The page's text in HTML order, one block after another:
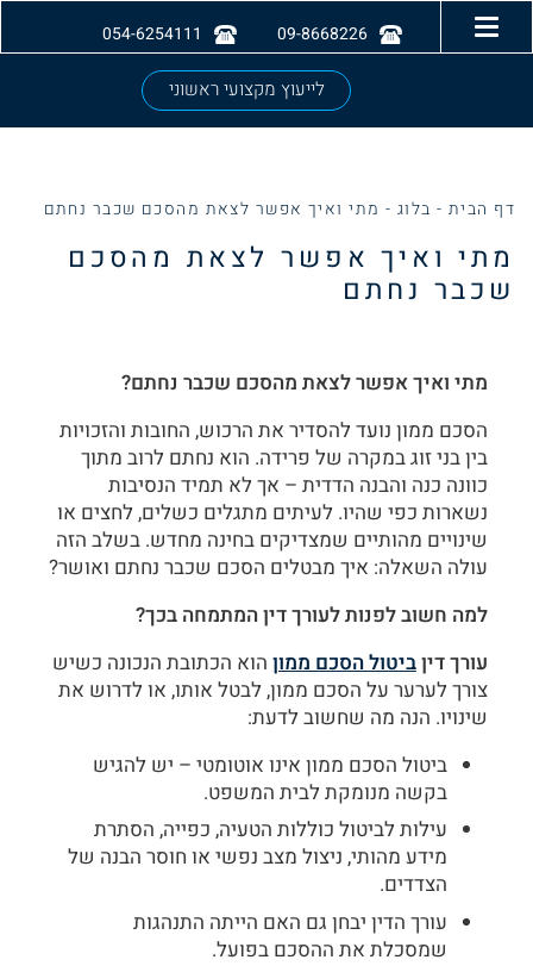
09-8668226
054-6254111
לייעוץ מקצועי ראשוני
דף הבית - בלוג - מתי ואיך אפשר לצאת מהסכם שכבר נחתם
מתי ואיך אפשר לצאת מהסכם
שכבר נחתם
מתי ואיך אפשר לצאת מהסכם שכבר נחתם?
הסכם ממון נועד להסדיר את הרכוש, החובות והזכויות
בין בני זוג במקרה של פרידה. הוא נחתם לרוב מתוך
כוונה כנה והבנה הדדית – אך לא תמיד הנסיבות
נשארות כפי שהיו. לעיתים מתגלים כשלים, לחצים או
שינויים מהותיים שמצדיקים בחינה מחדש. בשלב הזה
עולה השאלה: איך מבטלים הסכם שכבר נחתם ואושר?
למה חשוב לפנות לעורך דין המתמחה בכך?
עורך דיןביטול הסכם ממון הוא הכתובת הנכונה כשיש
צורך לערער על הסכם ממון, לבטל אותו, או לדרוש את
שינויו. הנה מה שחשוב לדעת:
ביטול הסכם ממון אינו אוטומטי – יש להגיש
בקשה מנומקת לבית המשפט.
עילות לביטול כוללות הטעיה, כפייה, הסתרת
מידע מהותי, ניצול מצב נפשי או חוסר הבנה של
הצדדים.
עורך הדין יבחן גם האם הייתה התנהגות
שמסכלת את ההסכם בפועל.